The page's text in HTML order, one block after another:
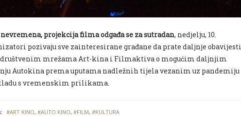
projekcija filma odgađa se za sutradan, nedjelju, 10.
pozivaju sve zainteresirane građane da prate daljnje obavijesti
mrežama Art-kina i Filmaktiva o mogućim daljnjim
Autokina prema uputama nadležnih tijela vezanim uz pandemiju
s vremenskim prilikama.
#ART KINO, #AUTO KINO, #FILM, #KULTURA